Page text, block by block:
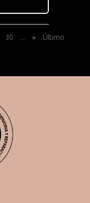
30 ... » Último